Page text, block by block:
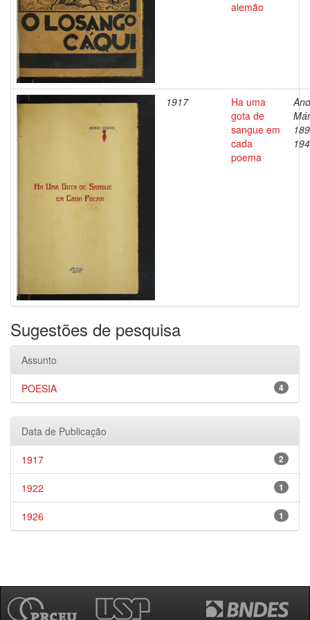
alemão
1917
Ha uma
gota de
sangue em
cada
poema
Sugestões de pesquisa
Assunto
4
POESIA
Data de Publicação
2
1917
1
1922
1
1926